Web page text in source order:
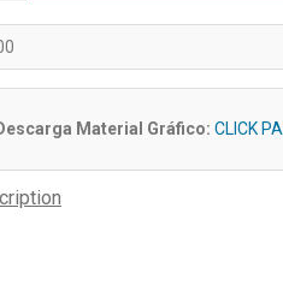
Material Gráfico: CLICK